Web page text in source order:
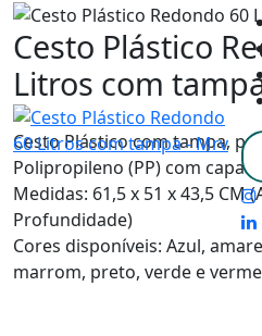
Cesto Plástico
Litros com
Cesto Plástico com tampa,
Polipropileno (PP) com
Medidas: 61,5 x 51 x 43,5 CM
Profundidade)
Cores disponíveis: Azul,
marrom, preto, verde e